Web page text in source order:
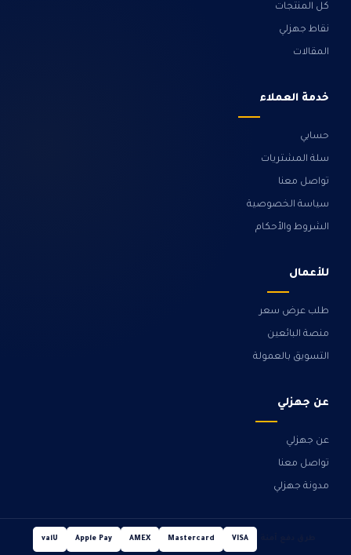
كل المنتجات
نقاط جهزلي
المقالات
خدمة العملاء
حسابي
سلة المشتريات
تواصل معنا
سياسة الخصوصية
الشروط والأحكام
للأعمال
طلب عرض سعر
منصة البائعين
التسويق بالعمولة
عن جهزلي
عن جهزلي
تواصل معنا
مدونة جهزلي
VISA
Mastercard
AMEX
Apple Pay
valU